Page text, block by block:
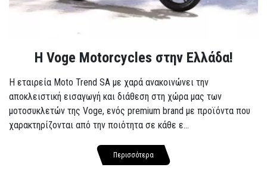
H Voge Motorcycles στην Ελλάδα!
Η εταιρεία Moto Trend SA με χαρά ανακοινώνει την
αποκλειστική εισαγωγή και διάθεση στη χώρα μας των
μοτοσυκλετών της Voge, ενός premium brand με προϊόντα που
χαρακτηρίζονται από την ποιότητα σε κάθε ε...
Περισσότερα